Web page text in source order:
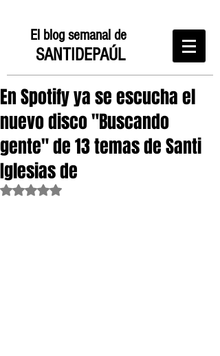
El blog semanal de
SANTIDEPAÚL
En Spotify ya se escucha el
nuevo disco "Buscando
gente" de 13 temas de Santi
Iglesias de
Obtuvo NaN de 5 estrellas.